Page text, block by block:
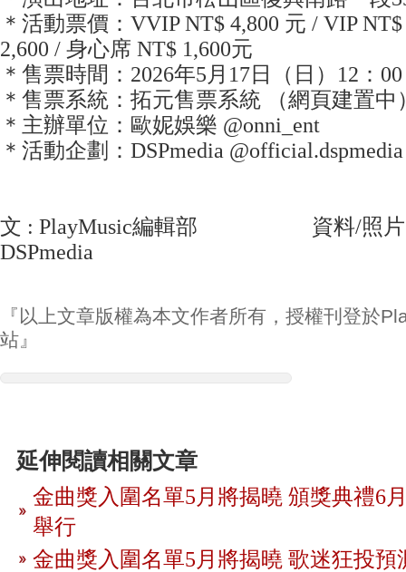
＊活動票價：VVIP NT$ 4,800 元 / VIP
2,600 / 身心席 NT$ 1,600元
＊售票時間：2026年5月17日（日）12：00
＊售票系統：拓元售票系統 （網頁建置中
＊主辦單位：歐妮娛樂 @onni_ent
＊活動企劃：DSPmedia @official.dspmedia
文 : PlayMusic編輯部 資料/照片 :
DSPmedia
『以上文章版權為本文作者所有，授權刊登於
站』
延伸閱讀相關文章
金曲獎入圍名單5月將揭曉 頒獎典禮6
舉行
金曲獎入圍名單5月將揭曉 歌迷狂投預